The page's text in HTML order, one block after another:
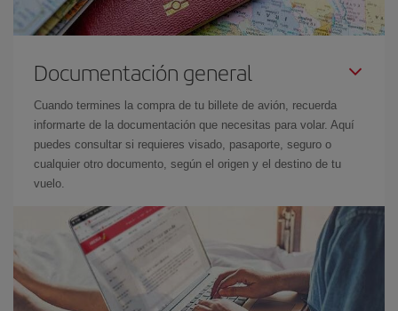
Documentación general
Cuando termines la compra de tu billete de avión, recuerda
informarte de la documentación que necesitas para volar. Aquí
puedes consultar si requieres visado, pasaporte, seguro o
cualquier otro documento, según el origen y el destino de tu
vuelo.